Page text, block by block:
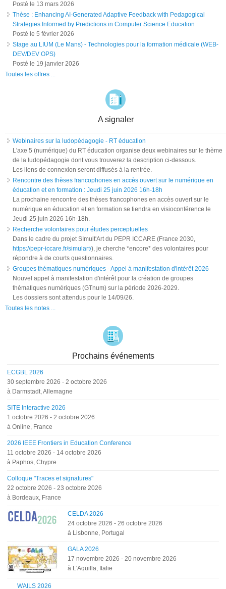
Posté le 13 mars 2026
Thèse : Enhancing AI-Generated Adaptive Feedback with Pedagogical
Strategies Informed by Predictions in Computer Science Education
Posté le 5 février 2026
Stage au LIUM (Le Mans) - Technologies pour la formation médicale (WEB-
DEV/DEV OPS)
Posté le 19 janvier 2026
Toutes les offres ...
A signaler
Webinaires sur la ludopédagogie - RT éducation
L'axe 5 (numérique) du RT éducation organise deux webinaires sur le thème
de la ludopédagogie dont vous trouverez la description ci-dessous.
Les liens de connexion seront diffusés à la rentrée.
Rencontre des thèses francophones en accès ouvert sur le numérique en
éducation et en formation : Jeudi 25 juin 2026 16h-18h
La prochaine rencontre des thèses francophones en accès ouvert sur le
numérique en éducation et en formation se tiendra en visioconférence le
Jeudi 25 juin 2026 16h-18h.
Recherche volontaires pour études perceptuelles
Dans le cadre du projet SImult'Art du PEPR ICCARE (France 2030,
https://pepr-iccare.fr/simulart/), je cherche *encore* des volontaires pour
répondre à de courts questionnaires.
Groupes thématiques numériques - Appel à manifestation d'intérêt 2026
Nouvel appel à manifestation d'intérêt pour la création de groupes
thématiques numériques (GTnum) sur la période 2026-2029.
Les dossiers sont attendus pour le 14/09/26.
Toutes les notes ...
Prochains événements
ECGBL 2026
30 septembre 2026 -2 octobre 2026
à Darmstadt, Allemagne
SITE Interactive 2026
1 octobre 2026 -2 octobre 2026
à Online, France
2026 IEEE Frontiers in Education Conference
11 octobre 2026 - 14 octobre 2026
à Paphos, Chypre
Colloque "Traces et signatures"
22 octobre 2026 -23 octobre 2026
à Bordeaux, France
CELDA 2026
24 octobre 2026 -26 octobre 2026
à Lisbonne, Portugal
GALA 2026
17 novembre 2026 -20 novembre 2026
à L'Aquilla, Italie
WAILS 2026